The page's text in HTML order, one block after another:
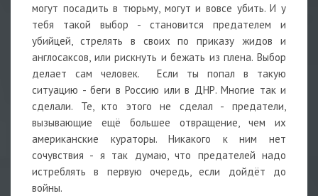
могут посадить в тюрьму, могут и вовсе убить. И у
тебя такой выбор - становится предателем и
убийцей, стрелять в своих по приказу жидов и
англосаксов, или рискнуть и бежать из плена. Выбор
делает сам человек. Если ты попал в такую
ситуацию - беги в Россию или в ДНР. Многие так и
сделали. Те, кто этого не сделал - предатели,
вызывающие ещё большее отвращение, чем их
американские кураторы. Никакого к ним нет
сочувствия - я так думаю, что предателей надо
истреблять в первую очередь, если дойдёт до
войны.